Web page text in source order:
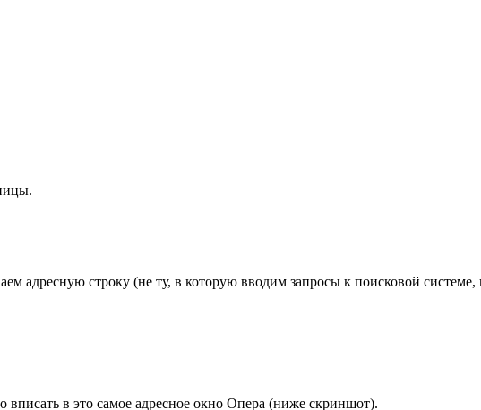
адресную строку (не ту, в которую вводим запросы к поисковой
в это самое адресное окно Опера (ниже скриншот).